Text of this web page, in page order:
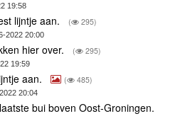
19:58
lijntje aan. ( 295)
2022 20:00
hier over. ( 295)
19:59
aan. ( 485)
20:04
bui boven Oost-Groningen.